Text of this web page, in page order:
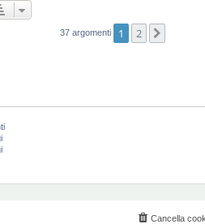
37 argomenti 1 2
Cancella